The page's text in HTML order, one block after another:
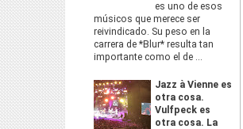
es uno de esos
músicos que merece ser
reivindicado. Su peso en la
carrera de *Blur* resulta tan
importante como el de ...
Jazz à Vienne es
otra cosa.
Vulfpeck es
otra cosa. La